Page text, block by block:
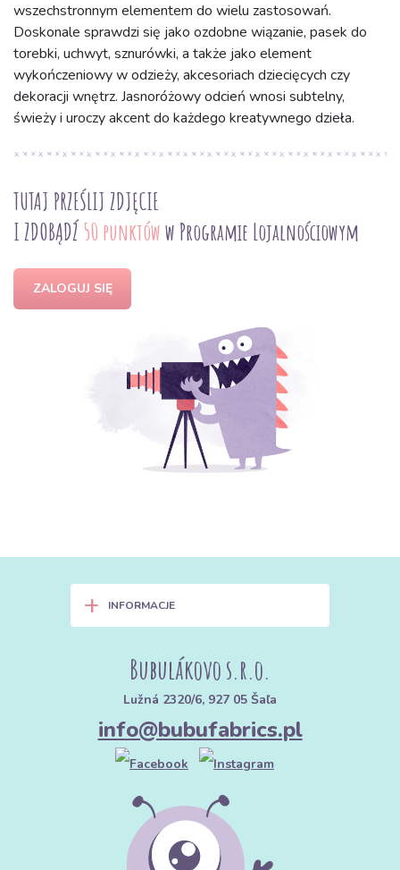
wszechstronnym elementem do wielu zastosowań.
Doskonale sprawdzi się jako ozdobne wiązanie, pasek do
torebki, uchwyt, sznurówki, a także jako element
wykończeniowy w odzieży, akcesoriach dziecięcych czy
dekoracji wnętrz. Jasnoróżowy odcień wnosi subtelny,
świeży i uroczy akcent do każdego kreatywnego dzieła.
TUTAJ PRZEŚLIJ ZDJĘCIE
I ZDOBĄDŹ 50 punktóww Programie Lojalnościowym
ZALOGUJ SIĘ
+ INFORMACJE
Bubulákovo s.r.o.
Lužná 2320/6, 927 05 Šaľa
info@bubufabrics.pl